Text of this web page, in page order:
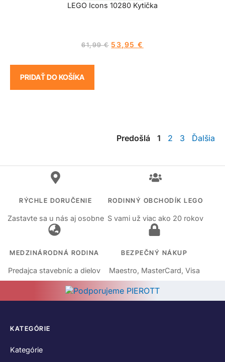
LEGO Icons 10280 Kytička
61,99€ 53,95€
PRIDAŤ DO KOŠÍKA
Predošlá 1 2 3 Ďalšia
RÝCHLE DORUČENIE
Zastavte sa u nás aj osobne
RODINNÝ OBCHODÍK LEGO
S vami už viac ako 20 rokov
MEDZINÁRODNÁ RODINA
Predajca stavebníc a dielov
BEZPEČNÝ NÁKUP
Maestro, MasterCard, Visa
KATEGÓRIE
Kategórie